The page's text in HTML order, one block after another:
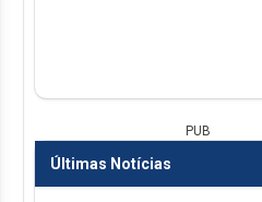
PUB
Últimas Notícias